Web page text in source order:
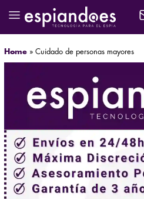
Home» Cuidado de personas mayores